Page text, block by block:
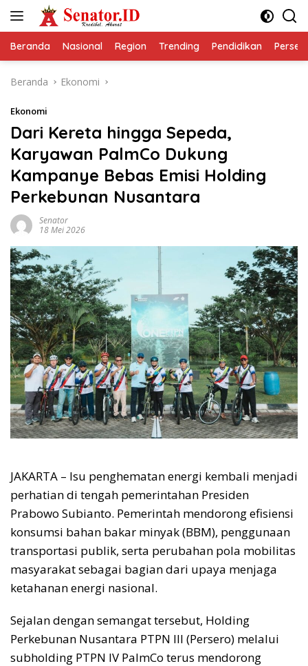
Beranda Nasional Region Trending Pendidikan
Beranda Ekonomi
Ekonomi
Dari Kereta hingga Sepeda,
Karyawan PalmCo Dukung
Kampanye Bebas Emisi Holding
Perkebunan Nusantara
Senator
18 Mei 2026
JAKARTA – Isu penghematan energi kembali menjadi
perhatian di tengah pemerintahan Presiden
Prabowo Subianto. Pemerintah mendorong efisiensi
konsumsi bahan bakar minyak (BBM), penggunaan
transportasi publik, serta perubahan pola mobilitas
masyarakat sebagai bagian dari upaya menjaga
ketahanan energi nasional.
Sejalan dengan semangat tersebut, Holding
Perkebunan Nusantara PTPN III (Persero) melalui
subholding PTPN IV PalmCo terus mendorong